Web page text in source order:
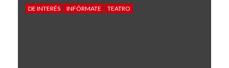
DE INTERÉS INFÓRMATE TEATRO